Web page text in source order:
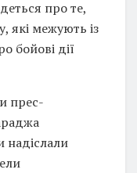
про те,
які межують із
бойові дії
прес-
надіслали